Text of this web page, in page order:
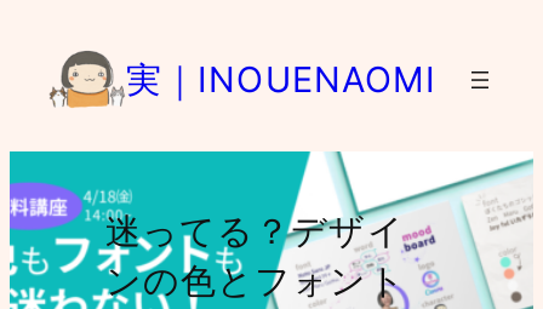
プ
実｜INOUENAOMI
迷ってる？デザイ
ンの色とフォント